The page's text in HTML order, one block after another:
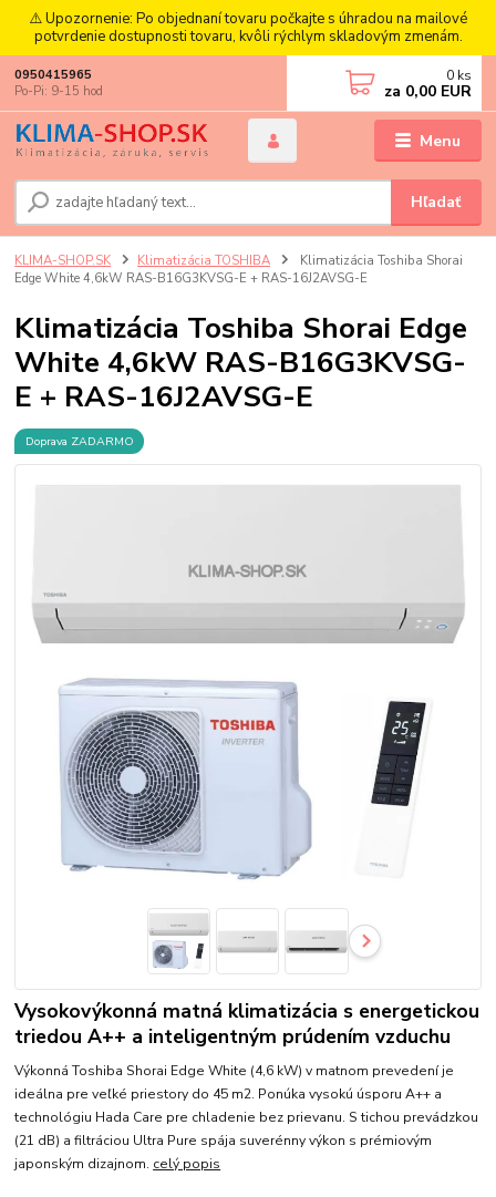
⚠️ Upozornenie: Po objednaní tovaru počkajte s úhradou na mailové
potvrdenie dostupnosti tovaru, kvôli rýchlym skladovým zmenám.
Menu
Hľadať
0950415965
Po-Pi: 9-15 hod
0 ks
za 0,00 EUR
KLIMA-SHOP.SK Klimatizácia TOSHIBA
Klimatizácia Toshiba Shorai
Edge White 4,6kW RAS-B16G3KVSG-E + RAS-16J2AVSG-E
Klimatizácia Toshiba Shorai Edge
White 4,6kW RAS-B16G3KVSG-
E + RAS-16J2AVSG-E
Doprava ZADARMO
Vysokovýkonná matná klimatizácia s energetickou
triedou A++ a inteligentným prúdením vzduchu
Výkonná Toshiba Shorai Edge White (4,6 kW) v matnom prevedení je
ideálna pre veľké priestory do 45 m2. Ponúka vysokú úsporu A++ a
technológiu Hada Care pre chladenie bez prievanu. S tichou prevádzkou
(21 dB) a filtráciou Ultra Pure spája suverénny výkon s prémiovým
japonským dizajnom. celý popis